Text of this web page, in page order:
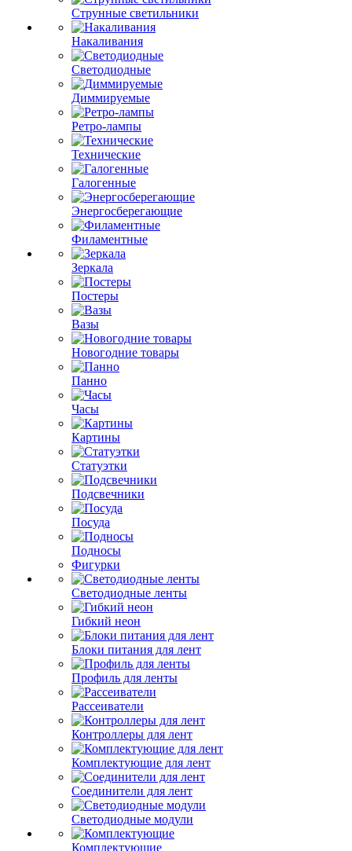
Струнные светильники
Накаливания
Светодиодные
Диммируемые
Ретро-лампы
Технические
Галогенные
Энергосберегающие
Филаментные
Зеркала
Постеры
Вазы
Новогодние товары
Панно
Часы
Картины
Статуэтки
Подсвечники
Посуда
Подносы
Фигурки
Светодиодные ленты
Гибкий неон
Блоки питания для лент
Профиль для ленты
Рассеиватели
Контроллеры для лент
Комплектующие для лент
Соединители для лент
Светодиодные модули
Комплектующие